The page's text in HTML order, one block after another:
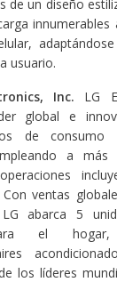
de un diseño
usuario.
Inc. LG
global e
de
a más
ventas
abarca 5
el
los líderes